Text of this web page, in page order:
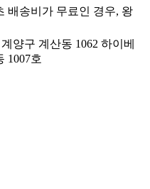
은 추가 배송비가 발생
6,000원
(주말 및 공휴일 제외)
배송비가 무료인 경우, 왕
양구 계산동 1062 하이베
1007호